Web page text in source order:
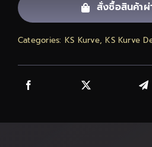
฿
฿
สั่งซื้อสินค้า
Categories: KS Kurve,KS Kurve